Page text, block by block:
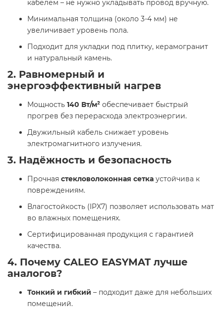
кабелем – не нужно укладывать провод вручную.
Минимальная толщина (около 3-4 мм) не
увеличивает уровень пола.
Подходит для укладки под плитку, керамогранит
и натуральный камень.
2. Равномерный и
энергоэффективный нагрев
Мощность 140 Вт/м² обеспечивает быстрый
прогрев без перерасхода электроэнергии.
Двужильный кабель снижает уровень
электромагнитного излучения.
3. Надёжность и безопасность
Прочная стекловолоконная сетка устойчива к
повреждениям.
Влагостойкость (IPX7) позволяет использовать мат
во влажных помещениях.
Сертифицированная продукция с гарантией
качества.
4. Почему CALEO EASYMAT лучше
аналогов?
Тонкий и гибкий – подходит даже для небольших
помещений.